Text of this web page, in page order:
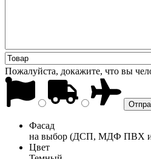
Пожалуйста, докажите, что вы
Фасад
на выбор (ДСП, МДФ ПВХ
Цвет